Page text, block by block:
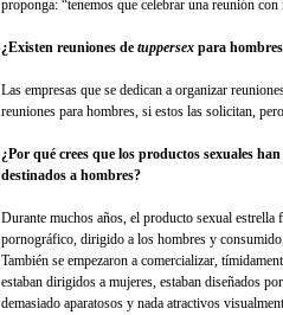
proponga: “tenemos que celebrar una reunión con
¿Existen reuniones de tuppersex para
Las empresas que se dedican a organizar
reuniones para hombres, si estos las solicitan,
¿Por qué crees que los productos sexuales
destinados a hombres?
Durante muchos años, el producto sexual estrella
pornográfico, dirigido a los hombres y
También se empezaron a comercializar,
estaban dirigidos a mujeres, estaban diseñados
demasiado aparatosos y nada atractivos